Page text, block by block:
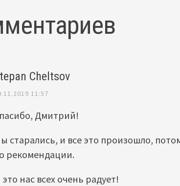
Cheltsov
11:57
Дмитрий!
старались, и все это произошло,
рекомендации.
нас всех очень радует!